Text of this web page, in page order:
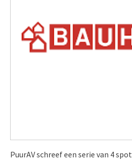
PuurAV schreef een serie van 4